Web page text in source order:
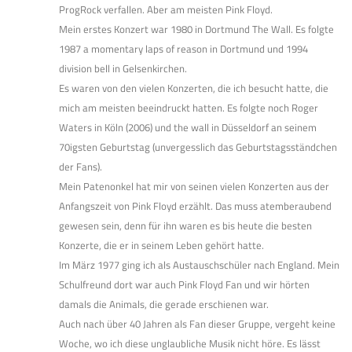
ProgRock verfallen. Aber am meisten Pink Floyd.
Mein erstes Konzert war 1980 in Dortmund The Wall. Es folgte
1987 a momentary laps of reason in Dortmund und 1994
division bell in Gelsenkirchen.
Es waren von den vielen Konzerten, die ich besucht hatte, die
mich am meisten beeindruckt hatten. Es folgte noch Roger
Waters in Köln (2006) und the wall in Düsseldorf an seinem
70igsten Geburtstag (unvergesslich das Geburtstagsständchen
der Fans).
Mein Patenonkel hat mir von seinen vielen Konzerten aus der
Anfangszeit von Pink Floyd erzählt. Das muss atemberaubend
gewesen sein, denn für ihn waren es bis heute die besten
Konzerte, die er in seinem Leben gehört hatte.
Im März 1977 ging ich als Austauschschüler nach England. Mein
Schulfreund dort war auch Pink Floyd Fan und wir hörten
damals die Animals, die gerade erschienen war.
Auch nach über 40 Jahren als Fan dieser Gruppe, vergeht keine
Woche, wo ich diese unglaubliche Musik nicht höre. Es lässt